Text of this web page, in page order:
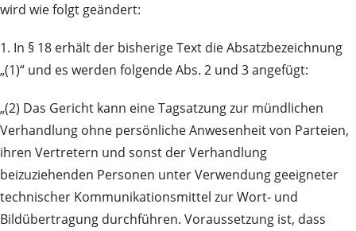
wird wie folgt geändert:
1. In § 18 erhält der bisherige Text die Absatzbezeichnung
„(1)“ und es werden folgende Abs. 2 und 3 angefügt:
„(2) Das Gericht kann eine Tagsatzung zur mündlichen
Verhandlung ohne persönliche Anwesenheit von Parteien,
ihren Vertretern und sonst der Verhandlung
beizuziehenden Personen unter Verwendung geeigneter
technischer Kommunikationsmittel zur Wort- und
Bildübertragung durchführen. Voraussetzung ist, dass